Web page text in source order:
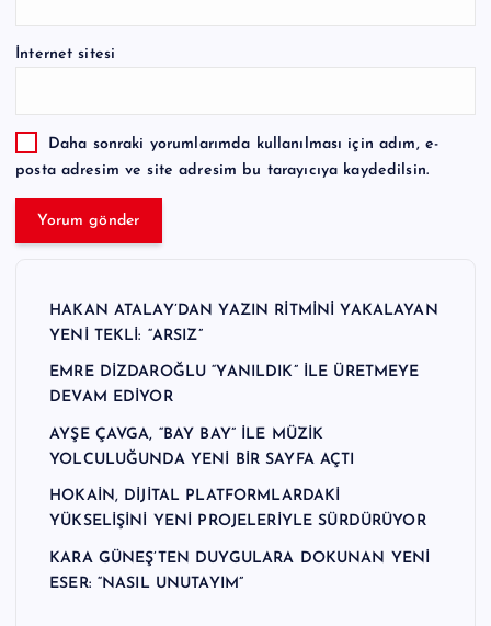
İnternet sitesi
Daha sonraki yorumlarımda kullanılması için adım, e-
posta adresim ve site adresim bu tarayıcıya kaydedilsin.
HAKAN ATALAY’DAN YAZIN RİTMİNİ YAKALAYAN
YENİ TEKLİ: “ARSIZ”
EMRE DİZDAROĞLU “YANILDIK” İLE ÜRETMEYE
DEVAM EDİYOR
AYŞE ÇAVGA, “BAY BAY” İLE MÜZİK
YOLCULUĞUNDA YENİ BİR SAYFA AÇTI
HOKAİN, DİJİTAL PLATFORMLARDAKİ
YÜKSELİŞİNİ YENİ PROJELERİYLE SÜRDÜRÜYOR
KARA GÜNEŞ’TEN DUYGULARA DOKUNAN YENİ
ESER: “NASIL UNUTAYIM”